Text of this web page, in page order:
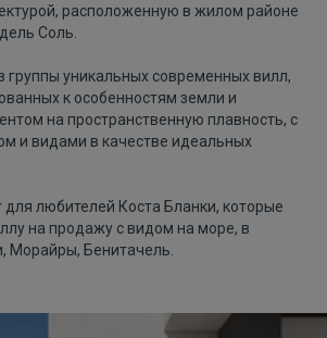
расположенную в жилом районе
Соль.
группы уникальных современных вилл,
к особенностям земли и
на пространственную плавность, с
и видами в качестве идеальных
любителей Коста Бланки, которые
на продажу с видом на море, в
Морайры, Бенитачель.